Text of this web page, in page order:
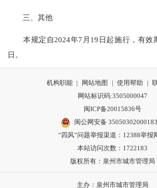
三、其他
本规定自2024年7月19日起施行，有效
日。
机构职能 | 网站地图 | 使用帮助 |
网站标识码:3505000047
闽ICP备20015836号
闽公网安备
“四风”问题举报渠道： 12388举报
本站访问次数：1722183
版权所有：泉州市城市管理局
主办：泉州市城市管理局